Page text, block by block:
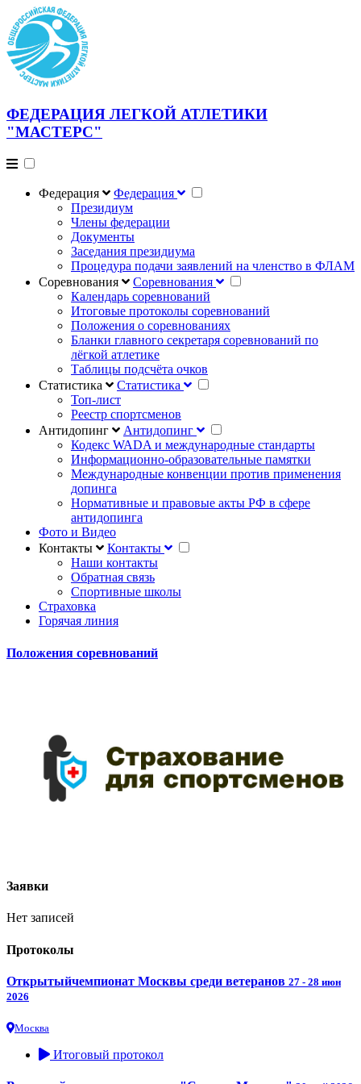
ФЕДЕРАЦИЯ ЛЕГКОЙ АТЛЕТИКИ
"МАСТЕРС"
Федерация
Федерация
Президиум
Члены федерации
Документы
Заседания президиума
Процедура подачи заявлений на членство в ФЛАМ
Соревнования
Соревнования
Календарь соревнований
Итоговые протоколы соревнований
Положения о соревнованиях
Бланки главного секретаря соревнований по
лёгкой атлетике
Таблицы подсчёта очков
Статистика
Статистика
Топ-лист
Реестр спортсменов
Антидопинг
Антидопинг
Кодекс WADA и международные стандарты
Информационно-образовательные памятки
Международные конвенции против применения
допинга
Нормативные и правовые акты РФ в сфере
антидопинга
Фото и Видео
Контакты
Контакты
Наши контакты
Обратная связь
Спортивные школы
Страховка
Горячая линия
Положения соревнований
Заявки
Нет записей
Протоколы
Открытыйчемпионат Москвы среди ветеранов 27 - 28 июн
2026
Москва
Итоговый протокол